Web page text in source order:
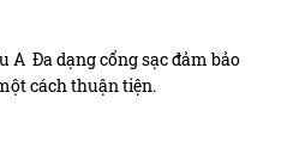
A Đa dạng cổng sạc đảm bảo
cách thuận tiện.